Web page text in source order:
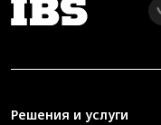
Решения и услуги